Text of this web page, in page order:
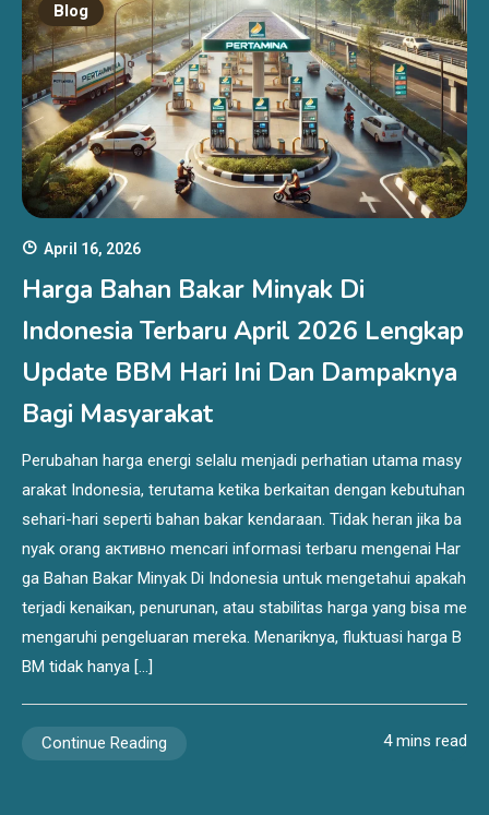
Blog
April 16, 2026
Harga Bahan Bakar Minyak Di
Indonesia Terbaru April 2026 Lengkap
Update BBM Hari Ini Dan Dampaknya
Bagi Masyarakat
Perubahan harga energi selalu menjadi perhatian utama masy
arakat Indonesia, terutama ketika berkaitan dengan kebutuhan
sehari-hari seperti bahan bakar kendaraan. Tidak heran jika ba
nyak orang активно mencari informasi terbaru mengenai Har
ga Bahan Bakar Minyak Di Indonesia untuk mengetahui apakah
terjadi kenaikan, penurunan, atau stabilitas harga yang bisa me
mengaruhi pengeluaran mereka. Menariknya, fluktuasi harga B
BM tidak hanya […]
Continue Reading 4 mins read